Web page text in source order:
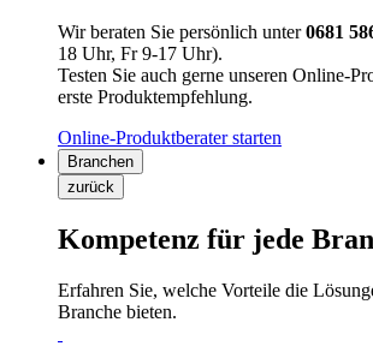
Wir beraten Sie persönlich unter0681
18 Uhr, Fr 9-17 Uhr).
Testen Sie auch gerne unseren Online-
erste Produktempfehlung.
Online-Produktberater starten
Branchen
zurück
Kompetenz für jede
Erfahren Sie, welche Vorteile die
Branche bieten.